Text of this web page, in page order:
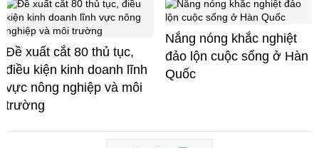
Đề xuất cắt 80 thủ tục,
điều kiện kinh doanh lĩnh
vực nông nghiệp và môi
trường
Nắng nóng khắc nghiệt
đảo lộn cuộc sống ở Hàn
Quốc